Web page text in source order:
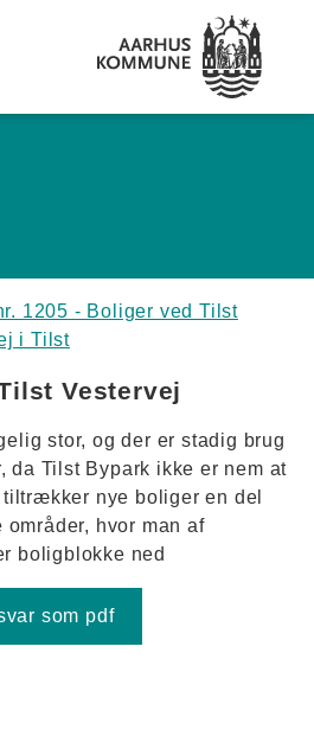
1205 - Boliger ved Tilst
i Tilst
Vestervej
stor, og der er stadig brug
da Tilst Bypark ikke er nem at
nye boliger en del
områder, hvor man af
boligblokke ned
som pdf